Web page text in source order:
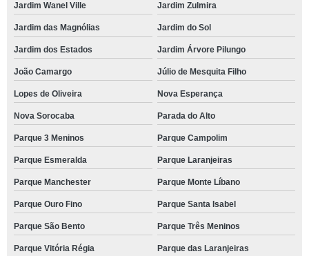
Jardim Wanel Ville Jardim Zulmira
Jardim das Magnólias Jardim do Sol
Jardim dos Estados Jardim Árvore Pilungo
João Camargo Júlio de Mesquita Filho
Lopes de Oliveira Nova Esperança
Nova Sorocaba Parada do Alto
Parque 3 Meninos Parque Campolim
Parque Esmeralda Parque Laranjeiras
Parque Manchester Parque Monte Líbano
Parque Ouro Fino Parque Santa Isabel
Parque São Bento Parque Três Meninos
Parque Vitória Régia Parque das Laranjeiras